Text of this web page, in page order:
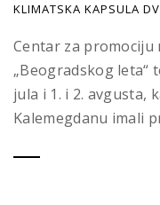
KLIMATSKA KAPSULA
Centar za
„Beogradskog leta“
jula i 1. i 2. avgusta,
Kalemegdanu imali